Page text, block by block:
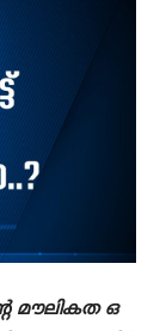
മൗലികത ഒ